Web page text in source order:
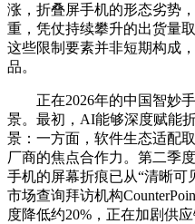
涨，折叠屏手机的形态劣势
重，凭仗持续攀升的出货量
这些限制要素并非短期构成
品。
正在2026年的中国智妙手
景。最初，AI能够深度赋能
景：一方面，软件生态适配
厂商的焦点合作力。第二季
手机的屏幕折痕已从“清晰可
市场查询拜访机构
度降低约20%，正在加剧供